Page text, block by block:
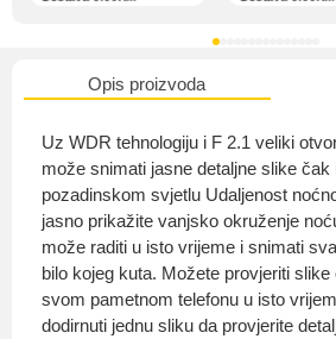
Opis proizvoda
Uz WDR tehnologiju i F 2.1 veliki
može snimati jasne detaljne slike čak
pozadinskom svjetlu Udaljenost
jasno prikažite vanjsko okruženje
može raditi u isto vrijeme i snimati
bilo kojeg kuta. Možete provjeriti
svom pametnom telefonu u isto
dodirnuti jednu sliku da provjerite